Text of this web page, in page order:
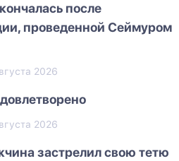
после
проведенной Сеймуром
2026
2026
застрелил свою тетю